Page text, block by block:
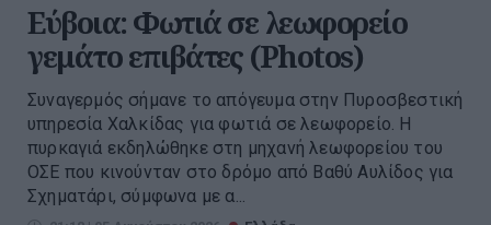
Εύβοια: Φωτιά σε λεωφορείο
γεμάτο επιβάτες (Photos)
Συναγερμός σήμανε το απόγευμα στην Πυροσβεστική
υπηρεσία Χαλκίδας για φωτιά σε λεωφορείο. Η
πυρκαγιά εκδηλώθηκε στη μηχανή λεωφορείου του
ΟΣΕ που κινούνταν στο δρόμο από Βαθύ Αυλίδος για
Σχηματάρι, σύμφωνα με α...